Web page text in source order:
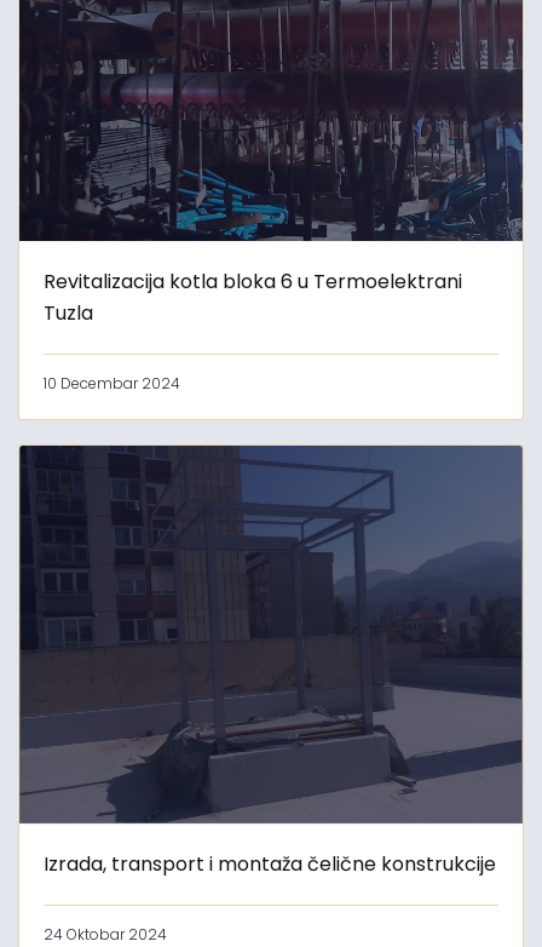
Revitalizacija kotla bloka 6 u Termoelektrani
Tuzla
10 Decembar 2024
Izrada, transport i montaža čelične konstrukcije
24 Oktobar 2024